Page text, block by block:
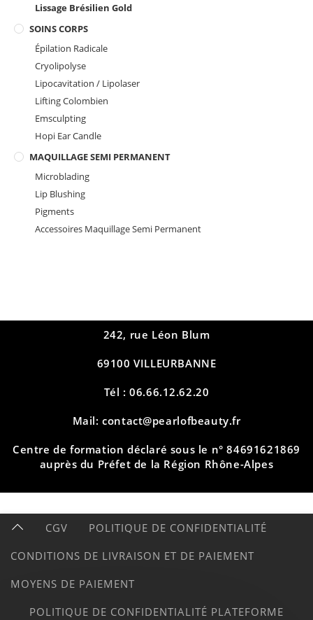
Lissage Brésilien Gold
SOINS CORPS
Épilation Radicale
Cryolipolyse
Lipocavitation / Lipolaser
Lifting Colombien
Emsculpting
Hopi Ear Candle
MAQUILLAGE SEMI PERMANENT
Microblading
Lip Blushing
Pigments
Accessoires Maquillage Semi Permanent
242, rue Léon Blum
69100 VILLEURBANNE
Tél : 06.66.12.62.20
Mail: contact@pearlofbeauty.fr
Centre de formation déclaré sous le n° 84691621869
auprès du Préfet de la Région Rhône-Alpes
CGV
POLITIQUE DE CONFIDENTIALITÉ
CONDITIONS DE LIVRAISON ET DE PAIEMENT
MOYENS DE PAIEMENT
POLITIQUE DE CONFIDENTIALITÉ PLATEFORME